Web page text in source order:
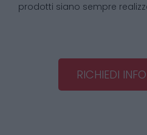
prodotti siano sempre
RICHIEDI